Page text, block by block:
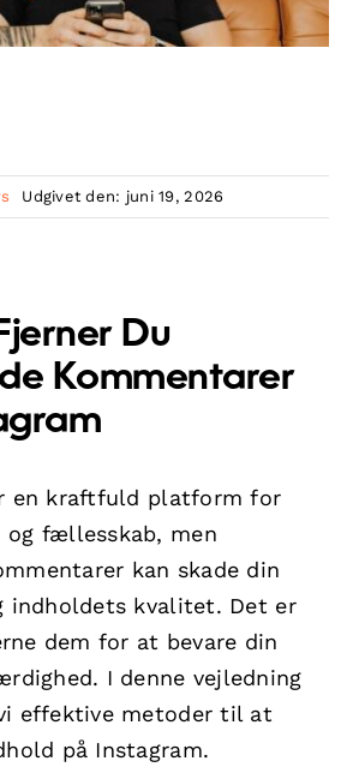
Udgivet den: juni 19, 2026
Du
Kommentarer
en kraftfuld platform for
og fællesskab, men
kan skade din
indholdets kvalitet. Det er
dem for at bevare din
I denne vejledning
effektive metoder til at
på Instagram.